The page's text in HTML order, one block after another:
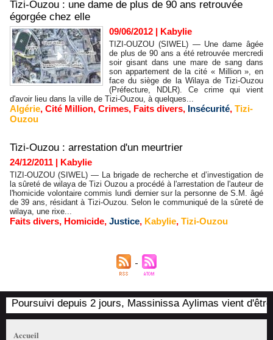
Tizi-Ouzou : une dame de plus de 90 ans retrouvée
égorgée chez elle
09/06/2012 | Kabylie
TIZI-OUZOU (SIWEL) — Une dame âgée
de plus de 90 ans a été retrouvée mercredi
soir gisant dans une mare de sang dans
son appartement de la cité « Million », en
face du siège de la Wilaya de Tizi-Ouzou
(Préfecture, NDLR). Ce crime qui vient
d'avoir lieu dans la ville de Tizi-Ouzou, à quelques...
Algérie, Cité Million, Crimes, Faits divers, Insécurité, Tizi-
Ouzou
Tizi-Ouzou : arrestation d'un meurtrier
24/12/2011 | Kabylie
TIZI-OUZOU (SIWEL) — La brigade de recherche et d’investigation de
la sûreté de wilaya de Tizi Ouzou a procédé à l'arrestation de l'auteur de
l'homicide volontaire commis lundi dernier sur la personne de S.M. âgé
de 39 ans, résidant à Tizi-Ouzou. Selon le communiqué de la sûreté de
wilaya, une rixe...
Faits divers, Homicide, Justice, Kabylie, Tizi-Ouzou
Poursuivi depuis 2 jours, Massinissa Aylimas vient
Accueil